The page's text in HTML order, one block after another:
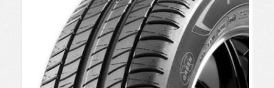
era:
$1.354.900.
es:
$1.285.900.